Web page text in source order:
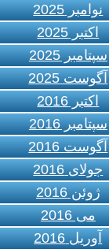
نوامبر 2025
اکتبر 2025
سپتامبر 2025
آگوست 2025
اکتبر 2016
سپتامبر 2016
آگوست 2016
جولای 2016
ژوئن 2016
می 2016
آوریل 2016